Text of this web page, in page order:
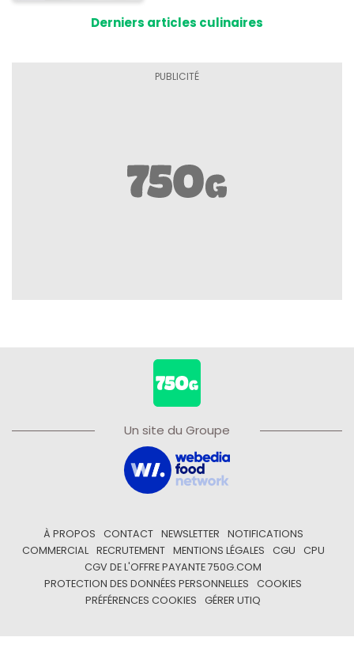
Derniers articles culinaires
Un site du Groupe
À PROPOS CONTACT NEWSLETTER
NOTIFICATIONS
COMMERCIAL
RECRUTEMENT MENTIONS LÉGALES CGU
CPU
CGV DE L'OFFRE PAYANTE 750G.COM
PROTECTION DES DONNÉES PERSONNELLES
COOKIES
PRÉFÉRENCES COOKIES
GÉRER UTIQ